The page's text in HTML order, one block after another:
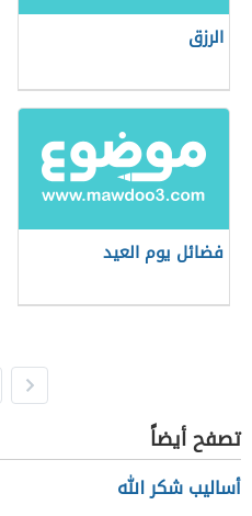
الرزق
فضائل يوم العيد
تصفح أيضاً
أساليب شكر الله